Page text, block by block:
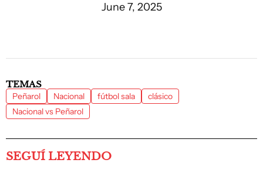
June 7, 2025
TEMAS
Peñarol Nacional fútbol sala
clásico
Nacional vs Peñarol
SEGUÍ LEYENDO